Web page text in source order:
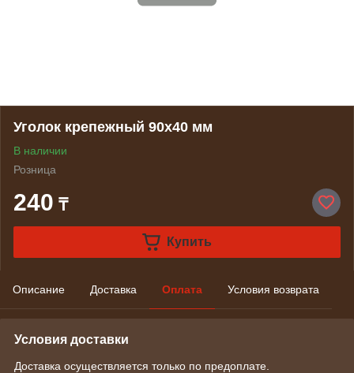
Уголок крепежный 90x40 мм
В наличии
Розница
240 ₸
Купить
Описание Доставка Оплата Условия возврата
Условия доставки
Доставка осуществляется только по предоплате.